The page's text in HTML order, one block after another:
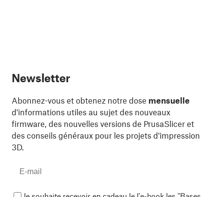
Newsletter
Abonnez-vous et obtenez notre dose mensuelle
d'informations utiles au sujet des nouveaux
firmware, des nouvelles versions de PrusaSlicer et
des conseils généraux pour les projets d'impression
3D.